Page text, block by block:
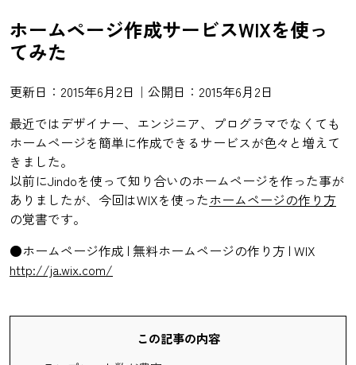
ホームページ作成サービスWIXを使っ
てみた
更新日：2015年6月2日｜公開日：2015年6月2日
最近ではデザイナー、エンジニア、プログラマでなくても
ホームページを簡単に作成できるサービスが色々と増えて
きました。
以前にJindoを使って知り合いのホームページを作った事が
ありましたが、今回はWIXを使ったホームページの作り方
の覚書です。
●ホームページ作成 | 無料ホームページの作り方 | WIX
http://ja.wix.com/
この記事の内容